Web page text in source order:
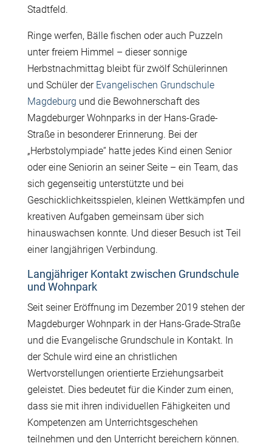
Stadtfeld.
Ringe werfen, Bälle fischen oder auch Puzzeln
unter freiem Himmel – dieser sonnige
Herbstnachmittag bleibt für zwölf Schülerinnen
und Schüler der Evangelischen Grundschule
Magdeburg und die Bewohnerschaft des
Magdeburger Wohnparks in der Hans-Grade-
Straße in besonderer Erinnerung. Bei der
„Herbstolympiade“ hatte jedes Kind einen Senior
oder eine Seniorin an seiner Seite – ein Team, das
sich gegenseitig unterstützte und bei
Geschicklichkeitsspielen, kleinen Wettkämpfen und
kreativen Aufgaben gemeinsam über sich
hinauswachsen konnte. Und dieser Besuch ist Teil
einer langjährigen Verbindung.
Langjähriger Kontakt zwischen Grundschule
und Wohnpark
Seit seiner Eröffnung im Dezember 2019 stehen der
Magdeburger Wohnpark in der Hans-Grade-Straße
und die Evangelische Grundschule in Kontakt. In
der Schule wird eine an christlichen
Wertvorstellungen orientierte Erziehungsarbeit
geleistet. Dies bedeutet für die Kinder zum einen,
dass sie mit ihren individuellen Fähigkeiten und
Kompetenzen am Unterrichtsgeschehen
teilnehmen und den Unterricht bereichern können.